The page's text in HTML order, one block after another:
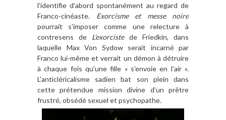
l’identifie d’abord spontanément au regard de
Franco-cinéaste. Exorcisme et messe noire
pourrait s’imposer comme une relecture à
contresens de L’exorcistede Friedkin, dans
laquelle Max Von Sydow serait incarné par
Franco lui-même et verrait un démon à détruire
à chaque fois qu’une fille « s’envoie en l’air ».
L’anticléricalisme sadien bat son plein dans
cette prétendue mission divine d’un prêtre
frustré, obsédé sexuel et psychopathe.